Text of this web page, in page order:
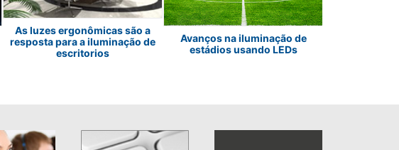
As luzes ergonômicas são a
resposta para a iluminação de
escritorios
Avanços na iluminação de
estádios usando LEDs